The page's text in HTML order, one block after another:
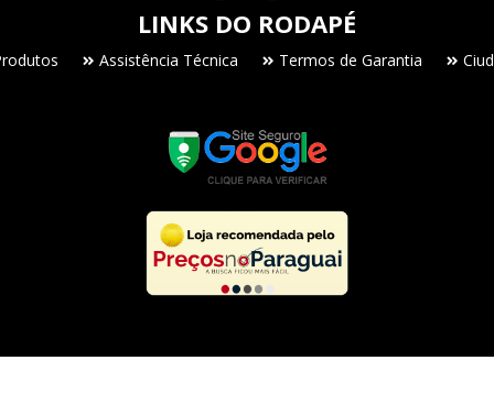
LINKS DO RODAPÉ
Assistência Técnica Termos de Garantia